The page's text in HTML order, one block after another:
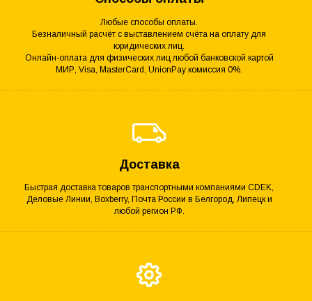
Любые способы оплаты.
Безналичный расчёт с выставлением счёта на оплату для
юридических лиц.
Онлайн-оплата для физических лиц любой банковской картой
МИР, Visa, MasterCard, UnionPay комиссия 0%.
Доставка
Быстрая доставка товаров транспортными компаниями CDEK,
Деловые Линии, Boxberry, Почта России в Белгород, Липецк и
любой регион РФ.